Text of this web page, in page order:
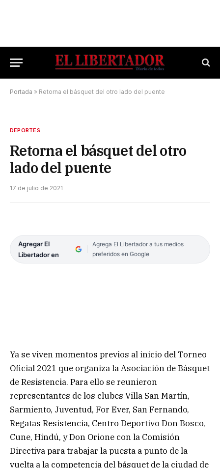
Portada » Retorna el básquet del otro lado del puente
DEPORTES
Retorna el básquet del otro
lado del puente
17 de julio de 2021
Agregar El
Libertador en
Agrega El Libertador a tus medios
preferidos en Google
Ya se viven momentos previos al inicio del Torneo
Oficial 2021 que organiza la Asociación de Básquet
de Resistencia. Para ello se reunieron
representantes de los clubes Villa San Martín,
Sarmiento, Juventud, For Ever, San Fernando,
Regatas Resistencia, Centro Deportivo Don Bosco,
Cune, Hindú, y Don Orione con la Comisión
Directiva para trabajar la puesta a punto de la
vuelta a la competencia del básquet de la ciudad de